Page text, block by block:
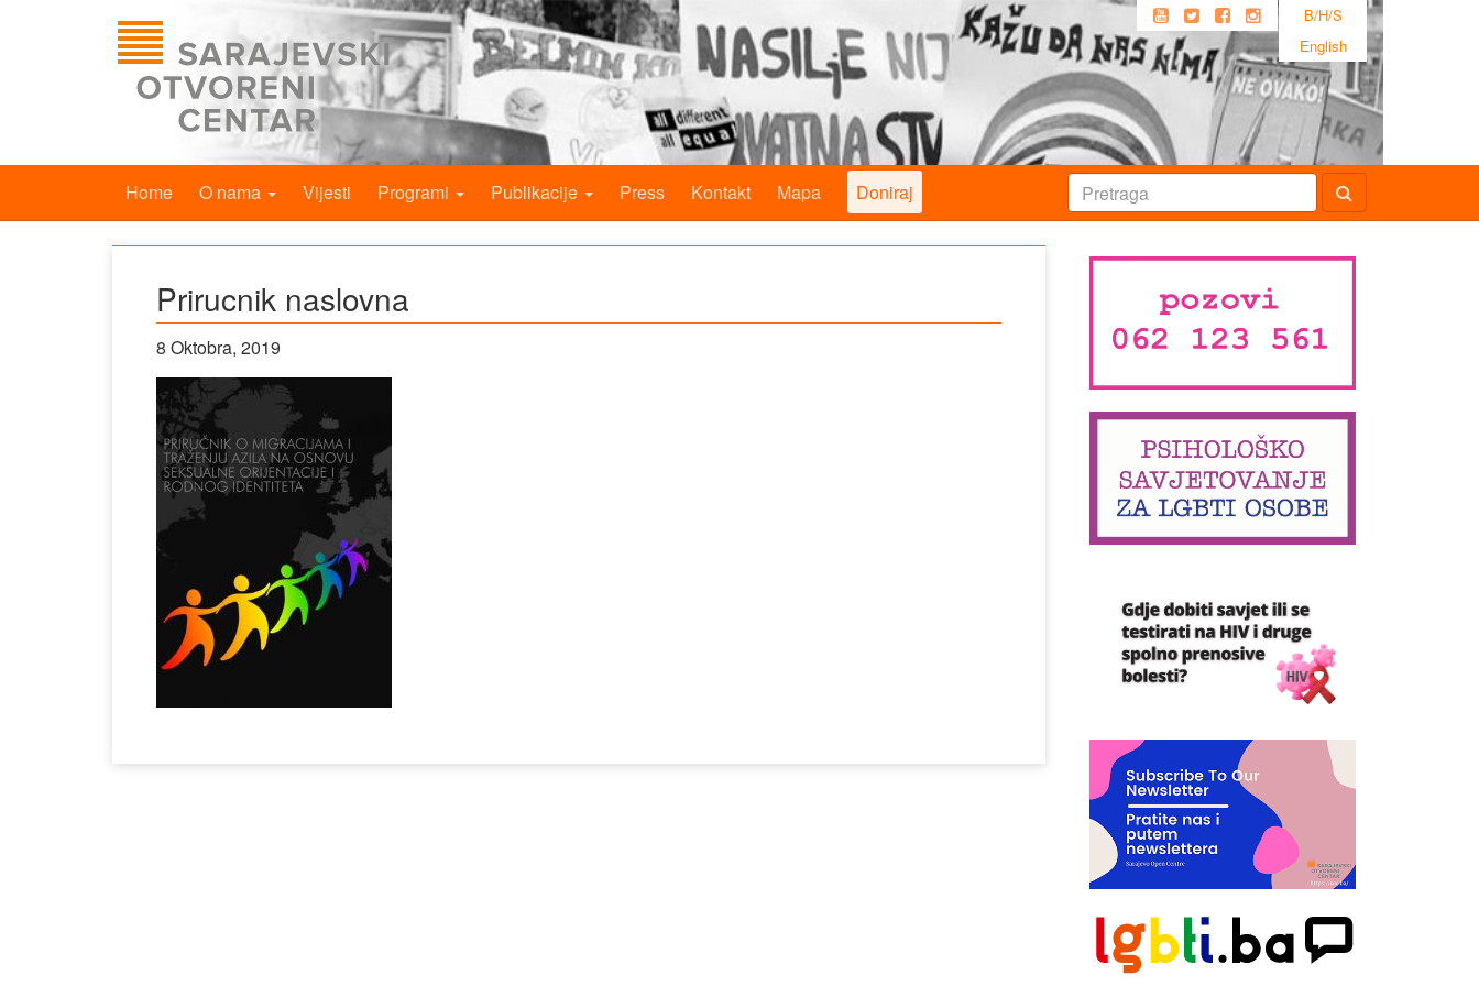
B/H/S
English
Home O nama Vijesti Programi Publikacije Press Kontakt Mapa Doniraj
Prirucnik naslovna
8 Oktobra, 2019